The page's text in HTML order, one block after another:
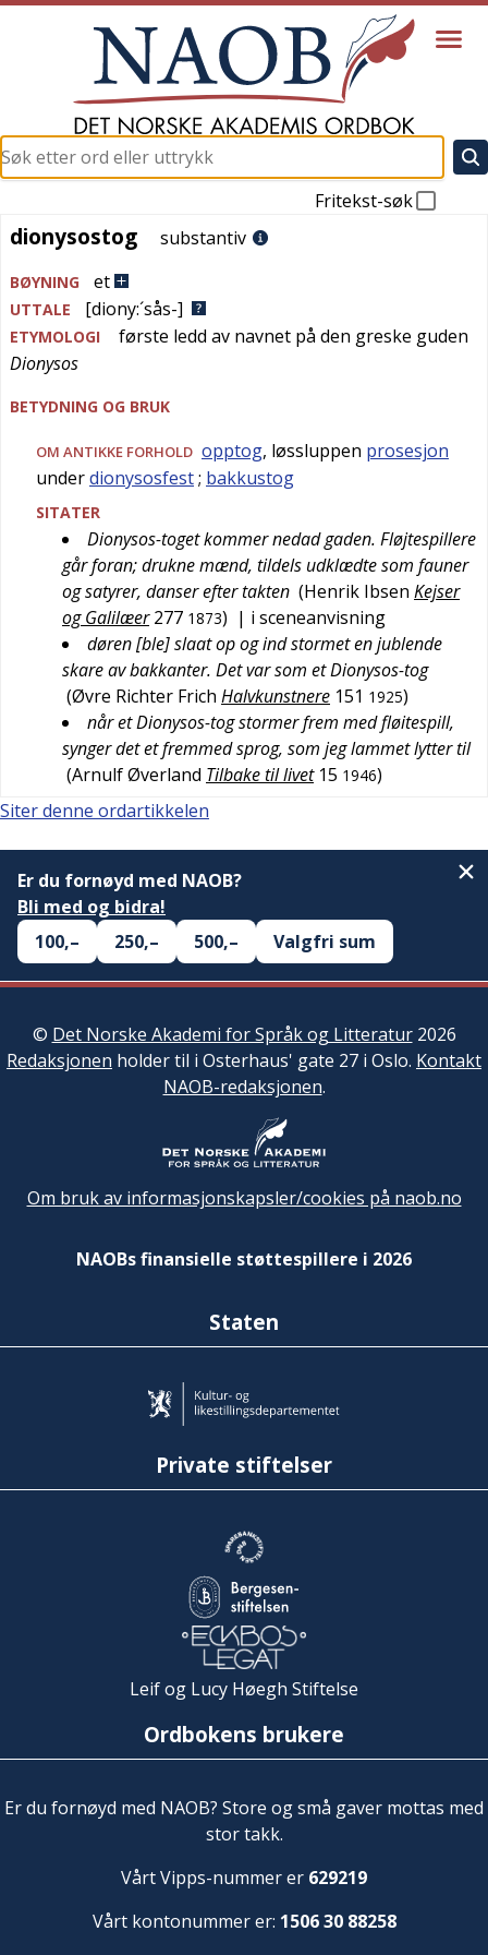
Fritekst-søk
dionysostog
dionysostog substantiv
BØYNING et
UTTALE [diony:´sås-]
ETYMOLOGI
første ledd av navnet på den greske guden
Dionysos
BETYDNING OG BRUK
OM ANTIKKE FORHOLD opptog, løssluppen prosesjon
underdionysosfest; bakkustog
SITATER
Dionysos-toget kommer nedad gaden. Fløjtespillere
går foran; drukne mænd, tildels udklædte som fauner
og satyrer, danser efter takten (Henrik Ibsen Kejser
og Galilæer 277 1873) | i sceneanvisning
døren [ble] slaat op og ind stormet en jublende
skare av bakkanter. Det var som et Dionysos-tog
(Øvre Richter Frich Halvkunstnere 151 1925)
når et Dionysos-tog stormer frem med fløitespill,
synger det et fremmed sprog, som jeg lammet lytter til
(Arnulf Øverland Tilbake til livet 15 1946)
Siter denne ordartikkelen
Er du fornøyd med NAOB?
Bli med og bidra!
100,–
250,– 500,– Valgfri sum
© Det Norske Akademi for Språk og Litteratur2026
Redaksjonen holder til i Osterhaus' gate 27 i Oslo. Kontakt
NAOB-redaksjonen.
Om bruk av informasjonskapsler/cookies på naob.no
NAOBs finansielle støttespillere i 2026
Staten
Private stiftelser
Leif og Lucy Høegh Stiftelse
Ordbokens brukere
Er du fornøyd med NAOB? Store og små gaver mottas med
stor takk.
Vårt Vipps-nummer er 629219
Vårt kontonummer er: 1506 30 88258